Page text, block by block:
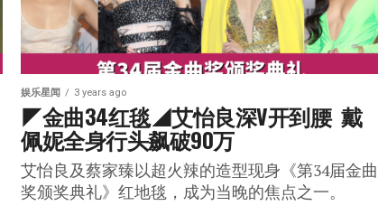
娱乐星闻 3 years ago
◤金曲34红毯◢艾怡良深V开到腰  戴
佩妮全身行头飙破90万
艾怡良及蔡家臻以超火辣的造型现身《第34届金曲
奖颁奖典礼》红地毯，成为当晚的焦点之一。